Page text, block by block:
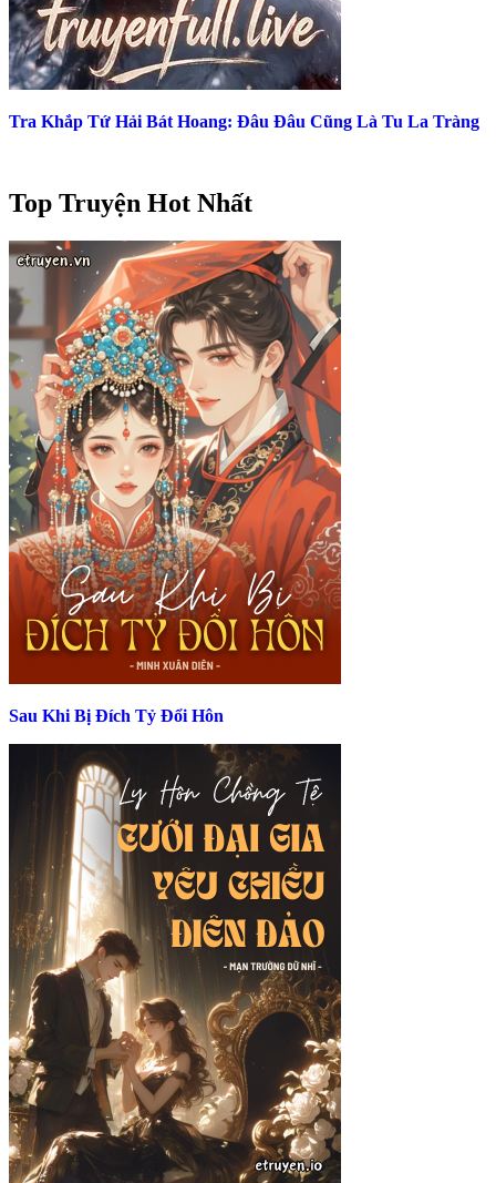
Tra Khắp Tứ Hải Bát Hoang: Đâu Đâu Cũng Là Tu La Tràng
Top Truyện Hot Nhất
Sau Khi Bị Đích Tỷ Đổi Hôn